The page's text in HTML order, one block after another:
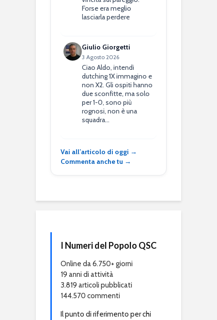
Forse era meglio
lasciarla perdere
Giulio Giorgetti
3 Agosto 2026
Ciao Aldo, intendi
dutching 1X immagino e
non X2. Gli ospiti hanno
due sconfitte, ma solo
per 1-0, sono più
rognosi, non è una
squadra…
Vai all’articolo di oggi →
Commenta anche tu →
I Numeri del Popolo QSC
Online da 6.750+ giorni
19 anni di attività
3.819 articoli pubblicati
144.570 commenti
Il punto di riferimento per chi